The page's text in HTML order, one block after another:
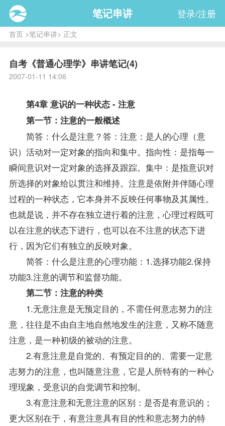
笔记串讲 登录/注册
首页>笔记串讲> 正文
自考《普通心理学》串讲笔记(4)
2007-01-11 14:06
第4章 意识的一种状态 - 注意
第一节：注意的一般概述
简答：什么是注意？答：注意：是人的心理（意
识）活动对一定对象的指向和集中。指向性：是指每一
瞬间意识对一定对象的选择及跟踪。集中：是指意识对
所选择的对象给以贯注和维持。注意是依附并伴随心理
过程的一种状态，它本身并不反映任何事物及其属性。
也就是说，并不存在独立进行着的注意，心理过程既可
以在注意的状态下进行，也可以在不注意的状态下进
行，因为它们有独立的反映对象。
简答：什么是注意的心理功能：1.选择功能2.保持
功能3.注意的调节和监督功能。
第二节：注意的种类
1.无意注意是无预定目的，不需任何意志努力的注
意，往往是不由自主地自然地发生的注意，又称不随意
注意，是一种初级的被动的注意。
2.有意注意是自觉的、有预定目的的、需要一定意
志努力的注意，也叫随意注意，它是人所特有的一种心
理现象，受意识的自觉调节和控制。
3.有意注意和无意注意的区别：是否是有意识的；
更大区别在于，有意注意具有目的性和意志努力的特